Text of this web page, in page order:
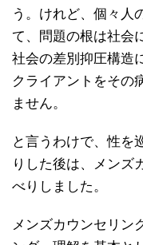
う。けれど、個々人
て、問題の根は社会
社会の差別抑圧構造
クライアントをその
ません。
と言うわけで、性を
りした後は、メンズ
べりしました。
メンズカウンセリン